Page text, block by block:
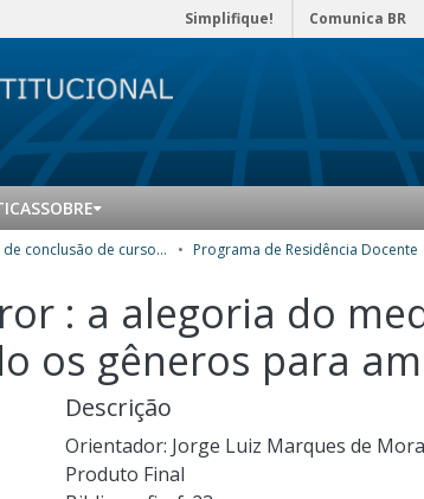
Simplifique! Comunica BR
SOBRE
Trabalhos de conclusão de curso de Especialização Programa de Residência Docente
: a alegoria do
os gêneros para
Descrição
Orientador: Jorge Luiz Marques de
Produto Final